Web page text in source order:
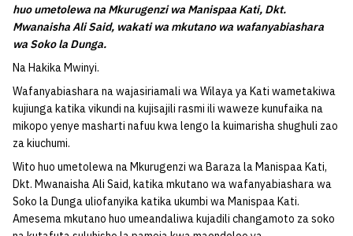
huo umetolewa na Mkurugenzi wa Manispaa Kati, Dkt.
Mwanaisha Ali Said, wakati wa mkutano wa wafanyabiashara
wa Soko la Dunga.
Na Hakika Mwinyi.
Wafanyabiashara na wajasiriamali wa Wilaya ya Kati wametakiwa
kujiunga katika vikundi na kujisajili rasmi ili waweze kunufaika na
mikopo yenye masharti nafuu kwa lengo la kuimarisha shughuli zao
za kiuchumi.
Wito huo umetolewa na Mkurugenzi wa Baraza la Manispaa Kati,
Dkt. Mwanaisha Ali Said, katika mkutano wa wafanyabiashara wa
Soko la Dunga uliofanyika katika ukumbi wa Manispaa Kati.
Amesema mkutano huo umeandaliwa kujadili changamoto za soko